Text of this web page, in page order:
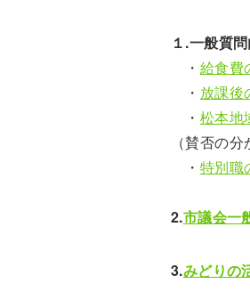
１.一般質
・ 給食費
・ 放課後
・ 松本地
（賛否の分
・ 特別職
2.市議会一
3.みどりの